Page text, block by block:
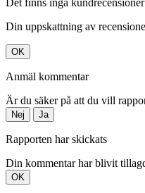
Det finns inga
Din uppskattning av
OK
Anmäl kommentar
Är du säker på att du vill
Nej Ja
Rapporten har skickats
Din kommentar har blivit
OK